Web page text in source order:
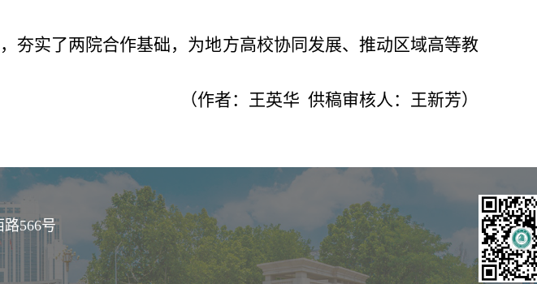
夯实了两院合作基础，为地方高校协同发展、推动区域高等教
（作者：王英华 供稿审核人：王新芳）
566号